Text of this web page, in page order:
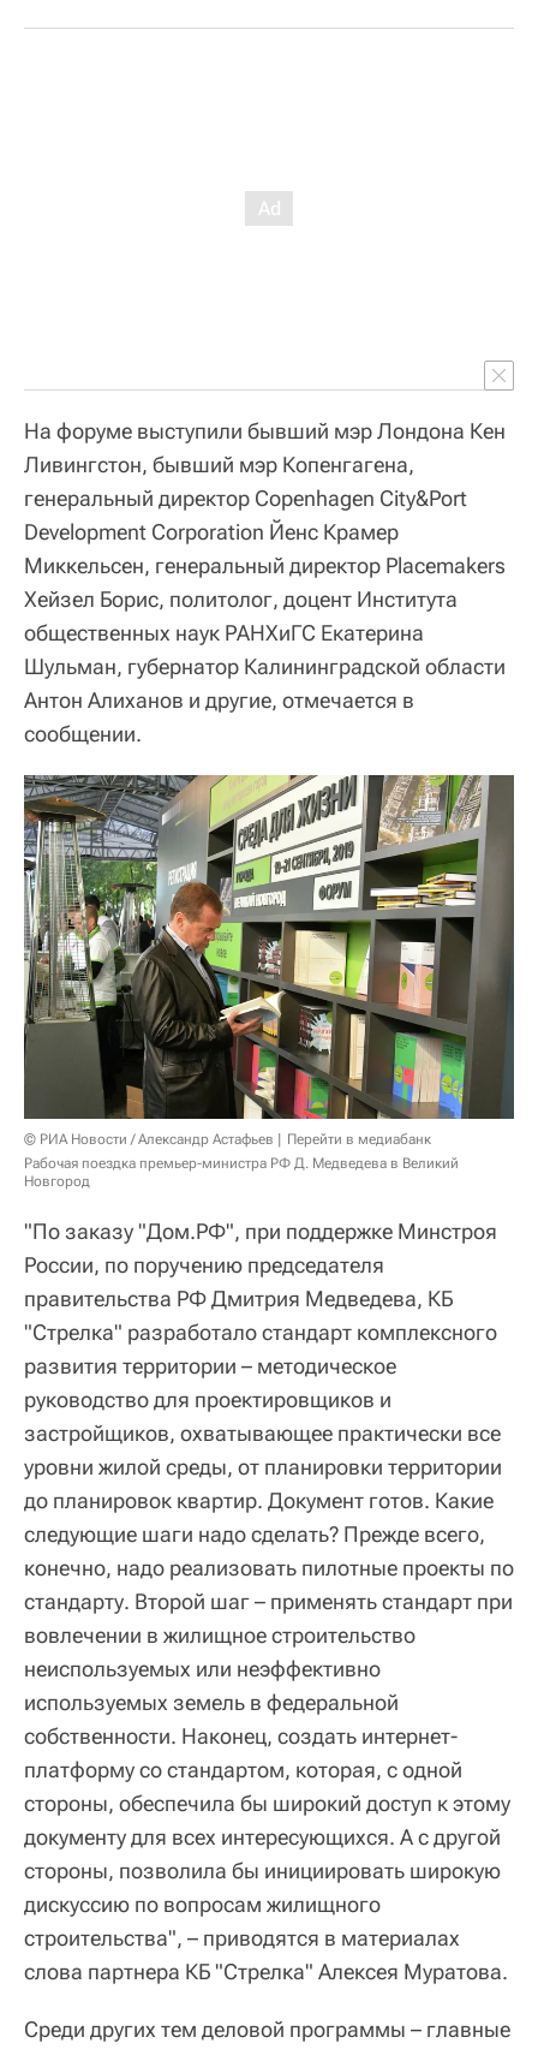
На форуме выступили бывший мэр Лондона Кен
Ливингстон, бывший мэр Копенгагена,
генеральный директор Copenhagen City&Port
Development Corporation Йенс Крамер
Миккельсен, генеральный директор Placemakers
Хейзел Борис, политолог, доцент Института
общественных наук РАНХиГС Екатерина
Шульман, губернатор Калининградской области
Антон Алиханов и другие, отмечается в
сообщении.
© РИА Новости / Александр Астафьев
Перейти в медиабанк
Рабочая поездка премьер-министра РФ Д. Медведева в Великий
Новгород
"По заказу "Дом.РФ", при поддержке Минстроя
России, по поручению председателя
правительства РФ Дмитрия Медведева, КБ
"Стрелка" разработало стандарт комплексного
развития территории – методическое
руководство для проектировщиков и
застройщиков, охватывающее практически все
уровни жилой среды, от планировки территории
до планировок квартир. Документ готов. Какие
следующие шаги надо сделать? Прежде всего,
конечно, надо реализовать пилотные проекты по
стандарту. Второй шаг – применять стандарт при
вовлечении в жилищное строительство
неиспользуемых или неэффективно
используемых земель в федеральной
собственности. Наконец, создать интернет-
платформу со стандартом, которая, с одной
стороны, обеспечила бы широкий доступ к этому
документу для всех интересующихся. А с другой
стороны, позволила бы инициировать широкую
дискуссию по вопросам жилищного
строительства", – приводятся в материалах
слова партнера КБ "Стрелка" Алексея Муратова.
Среди других тем деловой программы – главные